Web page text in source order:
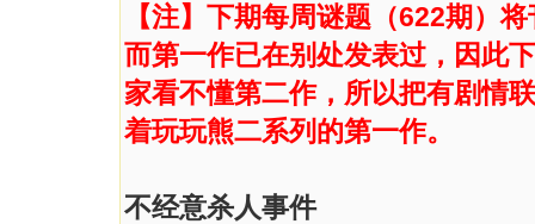
【注】下期每周谜题（622期）
而第一作已在别处发表过，因此
家看不懂第二作，所以把有剧情
着玩玩熊二系列的第一作。
不经意杀人事件